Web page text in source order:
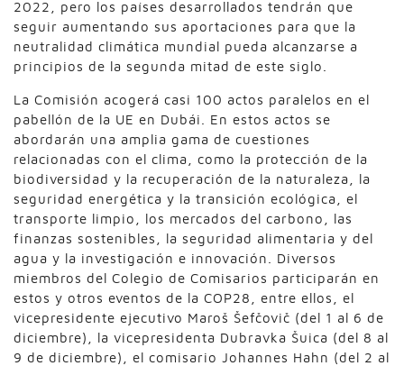
2022, pero los países desarrollados tendrán que
seguir aumentando sus aportaciones para que la
neutralidad climática mundial pueda alcanzarse a
principios de la segunda mitad de este siglo.
La Comisión acogerá casi 100 actos paralelos en el
pabellón de la UE en Dubái. En estos actos se
abordarán una amplia gama de cuestiones
relacionadas con el clima, como la protección de la
biodiversidad y la recuperación de la naturaleza, la
seguridad energética y la transición ecológica, el
transporte limpio, los mercados del carbono, las
finanzas sostenibles, la seguridad alimentaria y del
agua y la investigación e innovación. Diversos
miembros del Colegio de Comisarios participarán en
estos y otros eventos de la COP28, entre ellos, el
vicepresidente ejecutivo Maroš Šefčovič (del 1 al 6 de
diciembre), la vicepresidenta Dubravka Šuica (del 8 al
9 de diciembre), el comisario Johannes Hahn (del 2 al